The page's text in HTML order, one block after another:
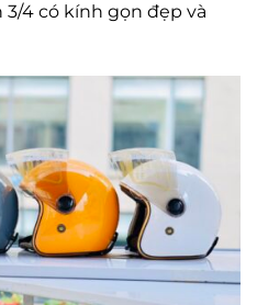
4 có kính gọn đẹp và